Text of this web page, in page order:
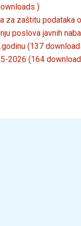
)
za zaštitu podataka
poslova javnih
(137
2026 (164